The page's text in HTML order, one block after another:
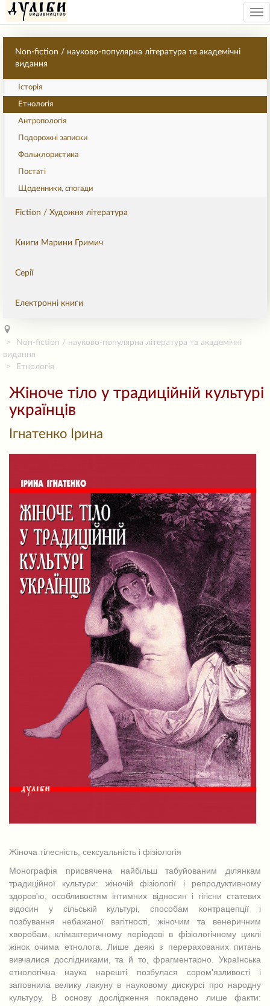
Non-fiction / науково-популярна література та академічні
видання
Історія
Етнологія
Антропологія
Подорожні записки
Фольклористика
Постаті
Щоденники, спогади
Fiction / Художня література
Книги Марини Гримич
Серії
Електронні книги
Non-fiction / науково-популярна література та академічні
видання
Етнологія
Жіноче тіло у традиційній культурі
українців
Ігнатенко Ірина
Жіноча тілесність, сексуальність і фізіологія
Монографія присвячена найбільш табуйованим ділянкам
традиційної культури: жіночій фізіології і репродуктивному
здоров'ю, особливостям інтимних відносин і гігієни статевих
відосин у сільській культурі, способам контрацепції і
позбування небажаної вагітності, жіночим та венеричним
хворобам, клімактеричному періодові в фізіологічному циклі
жінок очима етнолога. Лише деякі з перерахованих питань
вивчалися дослідниками, та й то, фрагментарно. Українська
етнологічна наука нарешті позбулася сором'язливості і
заповнила велику лакуну в науковому дискурсі про народну
культуру. В основу дослідження покладено лише факти: